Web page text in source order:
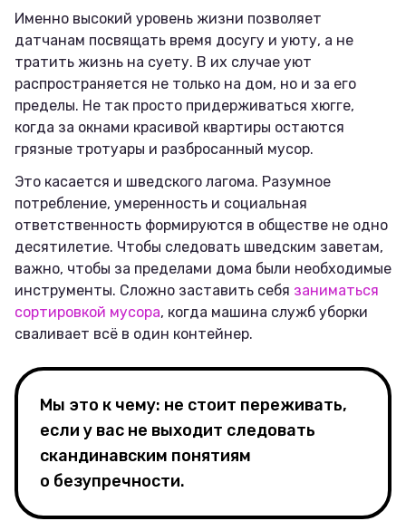
Именно высокий уровень жизни позволяет
датчанам посвящать время досугу и уюту, а не
тратить жизнь на суету. В их случае уют
распространяется не только на дом, но и за его
пределы. Не так просто придерживаться хюгге,
когда за окнами красивой квартиры остаются
грязные тротуары и разбросанный мусор.
Это касается и шведского лагома. Разумное
потребление, умеренность и социальная
ответственность формируются в обществе не одно
десятилетие. Чтобы следовать шведским заветам,
важно, чтобы за пределами дома были необходимые
инструменты. Сложно заставить себя заниматься
сортировкой мусора, когда машина служб уборки
сваливает всё в один контейнер.
Мы это к чему: не стоит переживать,
если у вас не выходит следовать
скандинавским понятиям
о безупречности.